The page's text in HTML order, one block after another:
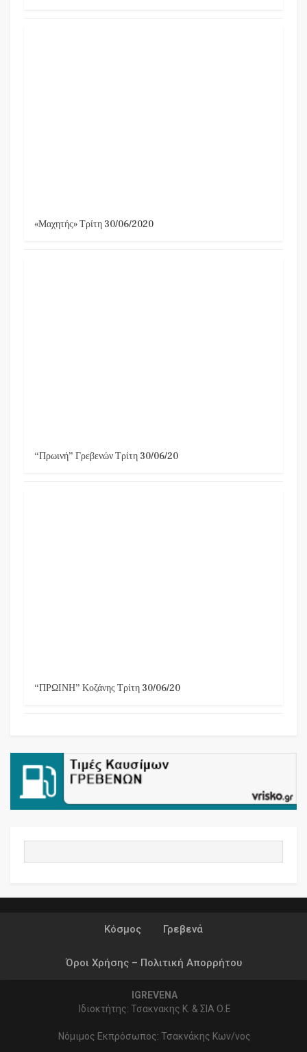
«Μαχητής» Τρίτη 30/06/2020
“Πρωινή” Γρεβενών Τρίτη 30/06/20
“ΠΡΩΙΝΗ” Κοζάνης Τρίτη 30/06/20
Κόσμος Γρεβενά
Όροι Χρήσης – Πολιτική Απορρήτου
IGREVENA
Ιδιοκτήτης: Τσακνακης Κ. & ΣΙΑ Ο.Ε
Νόμιμος Εκπρόσωπος: Τσακνάκης Κων/νος